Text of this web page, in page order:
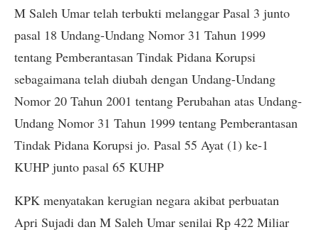
M Saleh Umar telah terbukti melanggar Pasal 3 junto
pasal 18 Undang-Undang Nomor 31 Tahun 1999
tentang Pemberantasan Tindak Pidana Korupsi
sebagaimana telah diubah dengan Undang-Undang
Nomor 20 Tahun 2001 tentang Perubahan atas Undang-
Undang Nomor 31 Tahun 1999 tentang Pemberantasan
Tindak Pidana Korupsi jo. Pasal 55 Ayat (1) ke-1
KUHP junto pasal 65 KUHP
KPK menyatakan kerugian negara akibat perbuatan
Apri Sujadi dan M Saleh Umar senilai Rp 422 Miliar